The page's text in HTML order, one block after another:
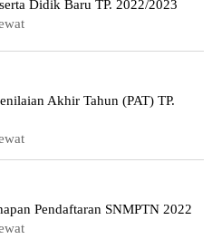
Didik Baru TP. 2022/2023
Akhir Tahun (PAT) TP.
Pendaftaran SNMPTN 2022